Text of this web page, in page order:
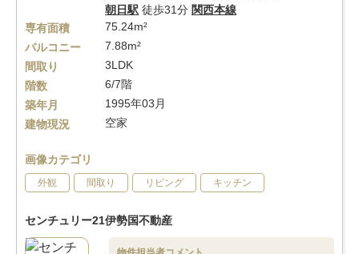
朝日駅 徒歩31分 関西本線
専有面積
75.24m²
バルコニー
7.88m²
間取り
3LDK
階数
6/7階
築年月
1995年03月
建物現況
空家
画像カテゴリ
外観 間取り リビング キッチン
センチュリー21伊勢国不動産